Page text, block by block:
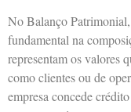
No Balanço
fundamental na
representam os valores
como clientes ou de
empresa concede